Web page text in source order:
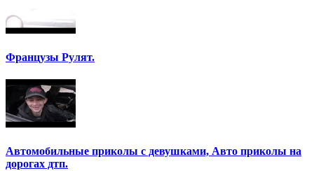
Французы Рулят.
Автомобильные приколы с девушками, Авто приколы на
дорогах дтп.